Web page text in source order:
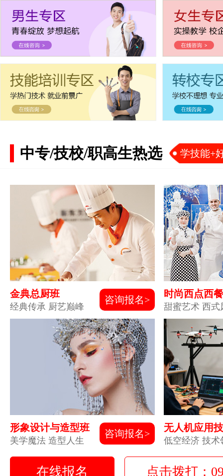
中专/技校/职高生热选 学技能+
金典总厨班
经典传承 厨艺巅峰
咨询报名>
时尚西点西
甜蜜艺术 西式
形象设计与造型班
美学魔法 造型人生
咨询报名>
无人机应用
低空经济 技术
在线报名 点击拨打：